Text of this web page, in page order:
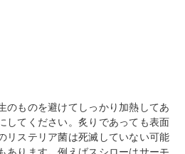
のものを避けてしっかり加熱してあ
してください。炙りであっても表面
リステリア菌は死滅していない可能